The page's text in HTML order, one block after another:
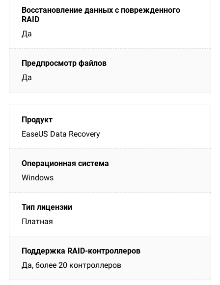
Да
Да
EaseUS Data Recovery
Windows
Платная
Да, более 20 контроллеров